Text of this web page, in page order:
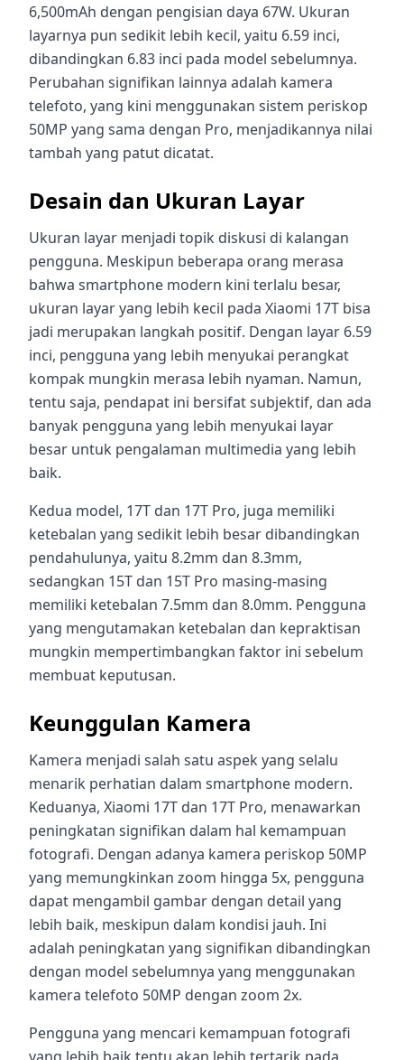
6,500mAh dengan pengisian daya 67W. Ukuran
layarnya pun sedikit lebih kecil, yaitu 6.59 inci,
dibandingkan 6.83 inci pada model sebelumnya.
Perubahan signifikan lainnya adalah kamera
telefoto, yang kini menggunakan sistem periskop
50MP yang sama dengan Pro, menjadikannya nilai
tambah yang patut dicatat.
Desain dan Ukuran Layar
Ukuran layar menjadi topik diskusi di kalangan
pengguna. Meskipun beberapa orang merasa
bahwa smartphone modern kini terlalu besar,
ukuran layar yang lebih kecil pada Xiaomi 17T bisa
jadi merupakan langkah positif. Dengan layar 6.59
inci, pengguna yang lebih menyukai perangkat
kompak mungkin merasa lebih nyaman. Namun,
tentu saja, pendapat ini bersifat subjektif, dan ada
banyak pengguna yang lebih menyukai layar
besar untuk pengalaman multimedia yang lebih
baik.
Kedua model, 17T dan 17T Pro, juga memiliki
ketebalan yang sedikit lebih besar dibandingkan
pendahulunya, yaitu 8.2mm dan 8.3mm,
sedangkan 15T dan 15T Pro masing-masing
memiliki ketebalan 7.5mm dan 8.0mm. Pengguna
yang mengutamakan ketebalan dan kepraktisan
mungkin mempertimbangkan faktor ini sebelum
membuat keputusan.
Keunggulan Kamera
Kamera menjadi salah satu aspek yang selalu
menarik perhatian dalam smartphone modern.
Keduanya, Xiaomi 17T dan 17T Pro, menawarkan
peningkatan signifikan dalam hal kemampuan
fotografi. Dengan adanya kamera periskop 50MP
yang memungkinkan zoom hingga 5x, pengguna
dapat mengambil gambar dengan detail yang
lebih baik, meskipun dalam kondisi jauh. Ini
adalah peningkatan yang signifikan dibandingkan
dengan model sebelumnya yang menggunakan
kamera telefoto 50MP dengan zoom 2x.
Pengguna yang mencari kemampuan fotografi